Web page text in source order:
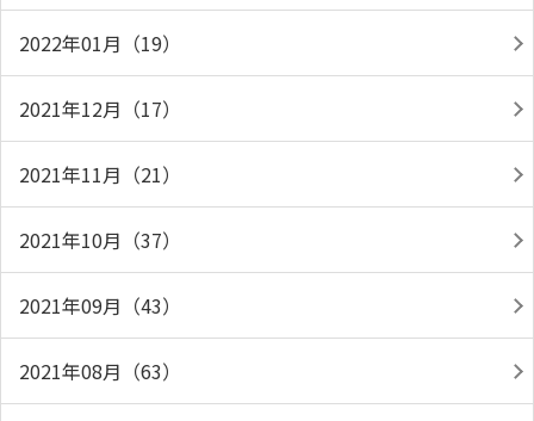
2022年01月（19）
2021年12月（17）
2021年11月（21）
2021年10月（37）
2021年09月（43）
2021年08月（63）